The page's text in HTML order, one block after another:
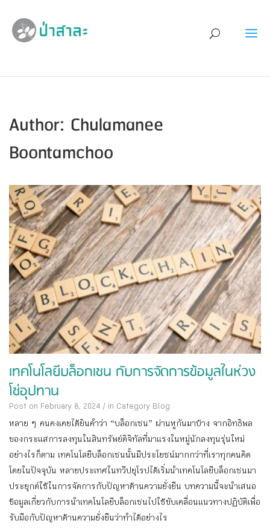
Author: Chulamanee
Boontamchoo
เทคโนโลยีบล็อกเชน กับการจัดการข้อมูลในห่วง
โซ่อุปทาน
Post on February 8, 2024 / in Category Blog
หลาย ๆ คนคงเคยได้ยินคำว่า “บล็อกเชน” ผ่านหูกันมาบ้าง จากอิทธิพล
ของกระแสการลงทุนในสินทรัพย์ดิจิทัลที่มาแรงในหมู่นักลงทุนรุ่นใหม่
อย่างไรก็ตาม เทคโนโลยีบล็อกเชนนั้นมีประโยชน์มากกว่าที่เราทุกคนคิด
โดยในปัจจุบัน หลายประเทศในทวีปยุโรปได้เริ่มนำเทคโนโลยีบล็อกเชนมา
ประยุกต์ใช้ในการจัดการกับปัญหาด้านความยั่งยืน บทความนี้จะนำเสนอ
ข้อมูลเกี่ยวกับการนำเทคโนโลยีบล็อกเชนไปใช้ขับเคลื่อนแนวทางปฏิบัติเพื่อ
รับมือกับปัญหาด้านความยั่งยืนว่าทำได้อย่างไร